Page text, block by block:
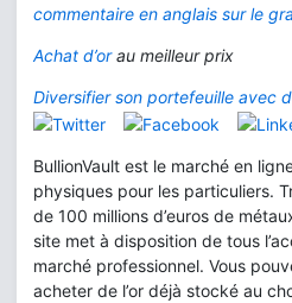
commentaire en anglais sur le
Achat d’orau meilleur prix
Diversifier son portefeuille avec
BullionVault est le marché en
physiques pour les particuliers.
de 100 millions d’euros de
site met à disposition de tous
marché professionnel. Vous
acheter de l’or déjà stocké au